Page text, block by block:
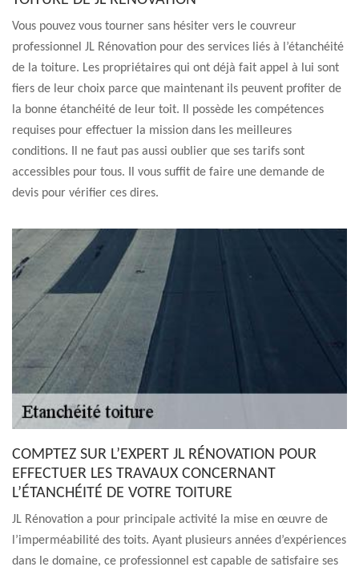
Vous pouvez vous tourner sans hésiter vers le couvreur
professionnel JL Rénovation pour des services liés à l’étanchéité
de la toiture. Les propriétaires qui ont déjà fait appel à lui sont
fiers de leur choix parce que maintenant ils peuvent profiter de
la bonne étanchéité de leur toit. Il possède les compétences
requises pour effectuer la mission dans les meilleures
conditions. Il ne faut pas aussi oublier que ses tarifs sont
accessibles pour tous. Il vous suffit de faire une demande de
devis pour vérifier ces dires.
COMPTEZ SUR L’EXPERT JL RÉNOVATION POUR
EFFECTUER LES TRAVAUX CONCERNANT
L’ÉTANCHÉITÉ DE VOTRE TOITURE
JL Rénovation a pour principale activité la mise en œuvre de
l’imperméabilité des toits. Ayant plusieurs années d’expériences
dans le domaine, ce professionnel est capable de satisfaire ses